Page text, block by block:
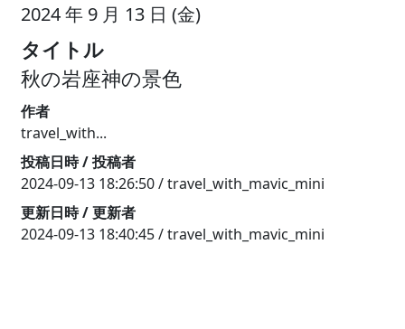
2024 年 9 月 13 日 (金)
タイトル
秋の岩座神の景色
作者
travel_with...
投稿日時 / 投稿者
2024-09-13 18:26:50 / travel_with_mavic_mini
更新日時 / 更新者
2024-09-13 18:40:45 / travel_with_mavic_mini